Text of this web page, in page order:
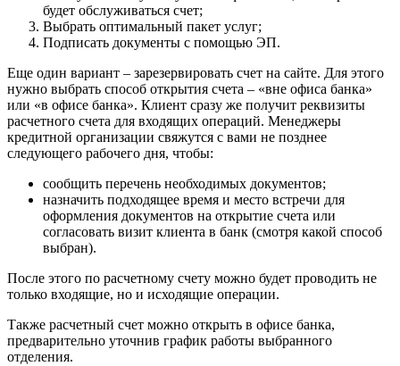
будет обслуживаться счет;
Выбрать оптимальный пакет услуг;
Подписать документы с помощью ЭП.
Еще один вариант – зарезервировать счет на сайте. Для этого
нужно выбрать способ открытия счета – «вне офиса банка»
или «в офисе банка». Клиент сразу же получит реквизиты
расчетного счета для входящих операций. Менеджеры
кредитной организации свяжутся с вами не позднее
следующего рабочего дня, чтобы:
сообщить перечень необходимых документов;
назначить подходящее время и место встречи для
оформления документов на открытие счета или
согласовать визит клиента в банк (смотря какой способ
выбран).
После этого по расчетному счету можно будет проводить не
только входящие, но и исходящие операции.
Также расчетный счет можно открыть в офисе банка,
предварительно уточнив график работы выбранного
отделения.